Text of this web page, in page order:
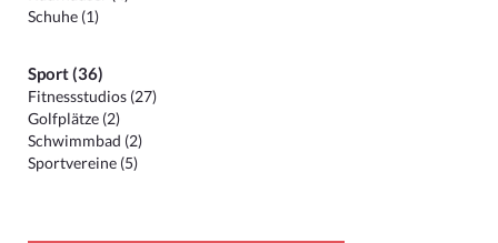
Schuhe (1)
Sport (36)
Fitnessstudios (27)
Golfplätze (2)
Schwimmbad (2)
Sportvereine (5)